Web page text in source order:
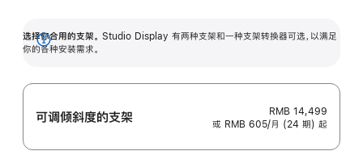
选择你合用的支架。 Studio Display 有两种支架和一种支架转换器可选，以满足
你的各种安装需求。
展
可调倾斜度的支架
RMB 14,499
或 RMB 605/月 (24 期) 起